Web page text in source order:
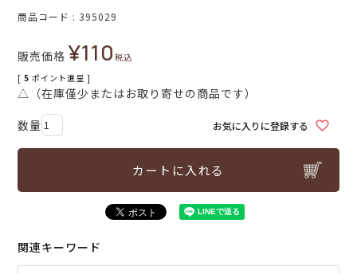
商品コード 395029
販売価格 ¥110税込
[ 5 ポイント進呈 ]
△（在庫僅少またはお取り寄せの商品です）
お気に入りに登録する
カートに入れる
関連キーワード